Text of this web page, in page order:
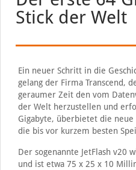
Stick der Welt
Ein neuer Schritt in die
gelang der Firma Transcend,
geraumer Zeit den vom
der Welt herzustellen und
Gigabyte, überbietet die neue
die bis vor kurzem besten
Der sogenannte JetFlash v20
und ist etwa 75 x 25 x 10